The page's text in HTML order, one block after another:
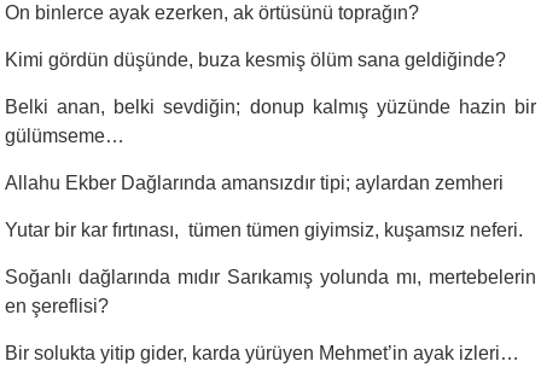
On binlerce ayak ezerken, ak örtüsünü toprağın?
Kimi gördün düşünde, buza kesmiş ölüm sana geldiğinde?
Belki anan, belki sevdiğin; donup kalmış yüzünde hazin bir
gülümseme…
Allahu Ekber Dağlarında amansızdır tipi; aylardan zemheri
Yutar bir kar fırtınası, tümen tümen giyimsiz, kuşamsız neferi.
Soğanlı dağlarında mıdır Sarıkamış yolunda mı, mertebelerin
en şereflisi?
Bir solukta yitip gider, karda yürüyen Mehmet’in ayak izleri…